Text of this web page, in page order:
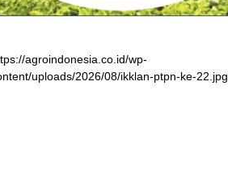
agroindonesia.co.id/wp-
uploads/2026/08/ikklan-ptpn-ke-22.jpg